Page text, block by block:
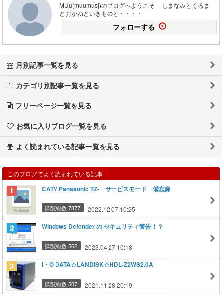
MUu(muumusj)のブログへようこそ しまなみとくるま
とおかねといきものと・・・・
フォローする
月別記事一覧を見る
カテゴリ別記事一覧を見る
フリーページ一覧を見る
お気に入りブログ一覧を見る
よく読まれている記事一覧を見る
このブログでよく読まれている記事
CATV Panasonic TZ- サービスモード 備忘録
閲覧総数 7877 2022.12.07 10:25
Windows Defender の セキュリティ警告！？
閲覧総数 562 2023.04.27 10:18
I・O DATA☆LANDISK☆HDL-Z2WS2.0A
閲覧総数 507 2021.11.28 20:19